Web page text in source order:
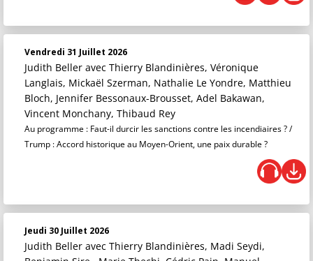
Vendredi 31 Juillet 2026
Judith Beller avec Thierry Blandinières, Véronique
Langlais, Mickaël Szerman, Nathalie Le Yondre, Matthieu
Bloch, Jennifer Bessonaux-Brousset, Adel Bakawan,
Vincent Monchany, Thibaud Rey
Au programme : Faut-il durcir les sanctions contre les incendiaires ? /
Trump : Accord historique au Moyen-Orient, une paix durable ?
Jeudi 30 Juillet 2026
Judith Beller avec Thierry Blandinières, Madi Seydi,